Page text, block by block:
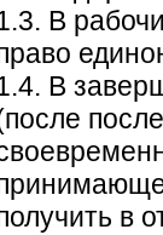
В
В
в